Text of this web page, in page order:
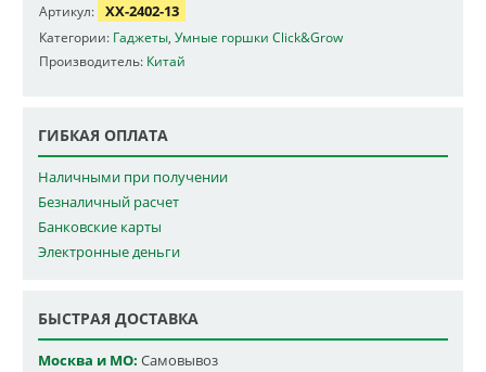
Артикул: XX-2402-13
Категории: Гаджеты Умные горшки Click&Grow
Производитель: Китай
ГИБКАЯ ОПЛАТА
Наличными при получении
Безналичный расчет
Банковские карты
Электронные деньги
БЫСТРАЯ ДОСТАВКА
Москва и МО: Самовывоз